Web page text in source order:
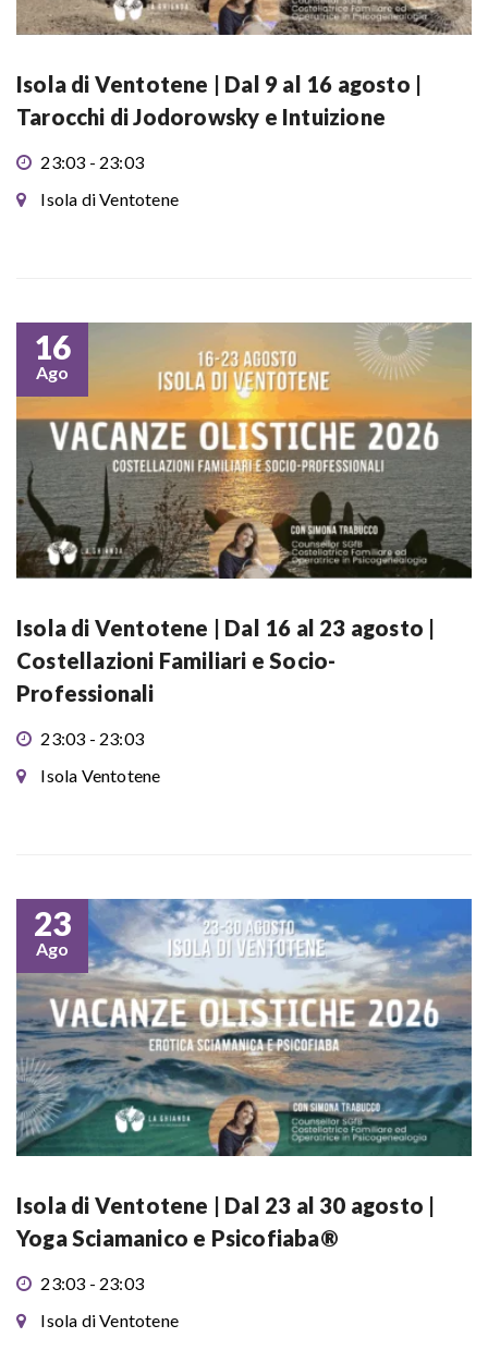
Isola di Ventotene | Dal 9 al 16 agosto |
Tarocchi di Jodorowsky e Intuizione
23:03 - 23:03
Isola di Ventotene
16
Ago
Isola di Ventotene | Dal 16 al 23 agosto |
Costellazioni Familiari e Socio-
Professionali
23:03 - 23:03
Isola Ventotene
23
Ago
Isola di Ventotene | Dal 23 al 30 agosto |
Yoga Sciamanico e Psicofiaba®
23:03 - 23:03
Isola di Ventotene